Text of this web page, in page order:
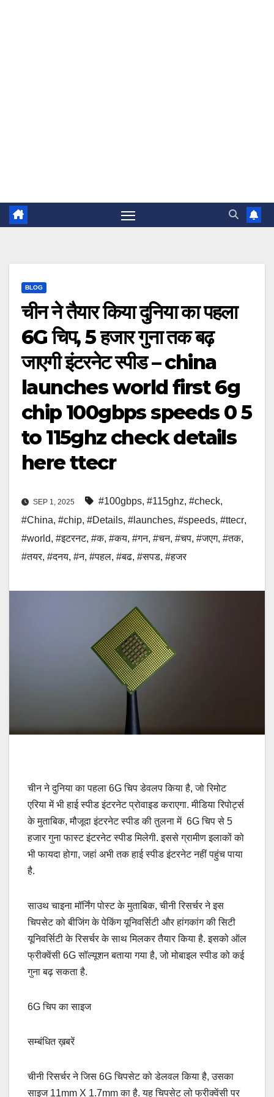
BLOG
चीन ने तैयार किया दुनिया का पहला
6G चिप, 5 हजार गुना तक बढ़
जाएगी इंटरनेट स्पीड – china
launches world first 6g
chip 100gbps speeds 0 5
to 115ghz check details
here ttecr
SEP 1, 2025 #100gbps, #115ghz, #check,
#China, #chip, #Details, #launches, #speeds, #ttecr,
#world, #इटरनट, #क, #कय, #गन, #चन, #चप, #जएग, #तक,
#तयर, #दनय, #न, #पहल, #बढ, #सपड, #हजर
चीन ने दुनिया का पहला 6G चिप डेवलप किया है, जो रिमोट
एरिया में भी हाई स्पीड इंटरनेट प्रोवाइड कराएगा. मीडिया रिपोर्ट्स
के मुताबिक, मौजूदा इंटरनेट स्पीड की तुलना में 6G चिप से 5
हजार गुना फास्ट इंटरनेट स्पीड मिलेगी. इससे ग्रामीण इलाकों को
भी फायदा होगा, जहां अभी तक हाई स्पीड इंटरनेट नहीं पहुंच पाया
है.
साउथ चाइना मॉर्निंग पोस्ट के मुताबिक, चीनी रिसर्चर ने इस
चिपसेट को बीजिंग के पेकिंग यूनिवर्सिटी और हांगकांग की सिटी
यूनिवर्सिटी के रिसर्चर के साथ मिलकर तैयार किया है. इसको ऑल
फ्रीक्वेंसी 6G सॉल्यूशन बताया गया है, जो मोबाइल स्पीड को कई
गुना बढ़ सकता है.
6G चिप का साइज
सम्बंधित ख़बरें
चीनी रिसर्चर ने जिस 6G चिपसेट को डेलवल किया है, उसका
साइज 11mm X 1.7mm का है. यह चिपसेट लो फ्रीक्वेंसी पर